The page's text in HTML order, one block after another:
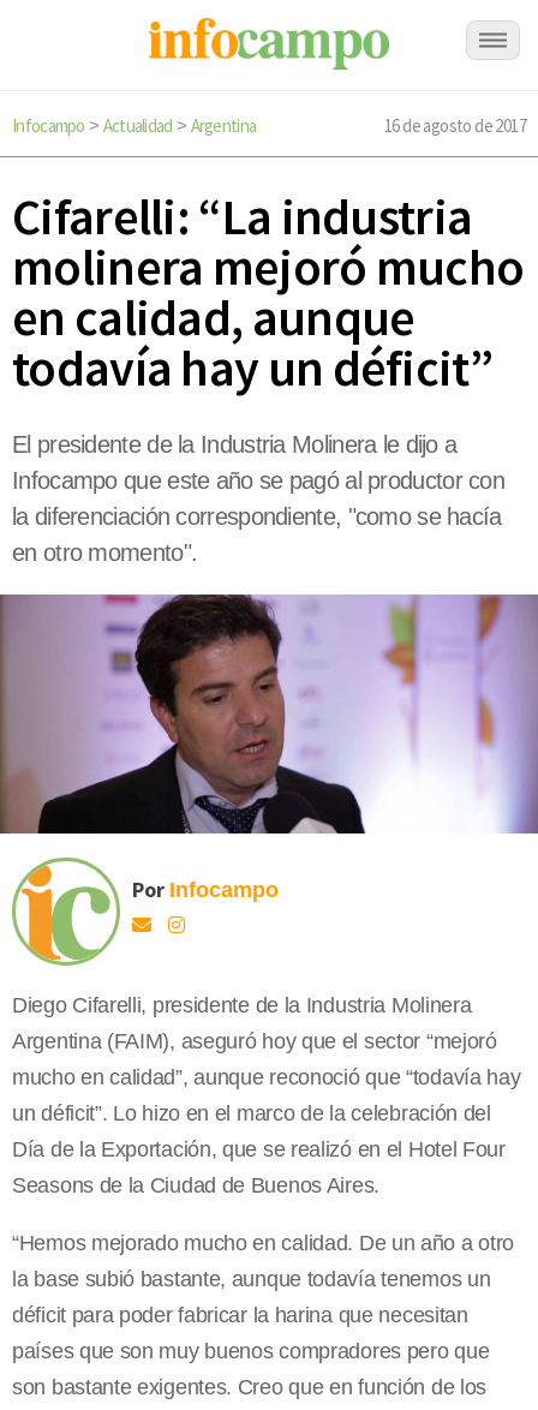
Infocampo > Actualidad > Argentina 16 de agosto de 2017
Cifarelli: “La industria
molinera mejoró mucho
en calidad, aunque
todavía hay un déficit”
El presidente de la Industria Molinera le dijo a
Infocampo que este año se pagó al productor con
la diferenciación correspondiente, "como se hacía
en otro momento".
Por Infocampo
Diego Cifarelli, presidente de la Industria Molinera
Argentina (FAIM), aseguró hoy que el sector “mejoró
mucho en calidad”, aunque reconoció que “todavía hay
un déficit”. Lo hizo en el marco de la celebración del
Día de la Exportación, que se realizó en el Hotel Four
Seasons de la Ciudad de Buenos Aires.
“Hemos mejorado mucho en calidad. De un año a otro
la base subió bastante, aunque todavía tenemos un
déficit para poder fabricar la harina que necesitan
países que son muy buenos compradores pero que
son bastante exigentes. Creo que en función de los